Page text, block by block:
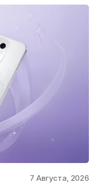
7 Августа, 2026